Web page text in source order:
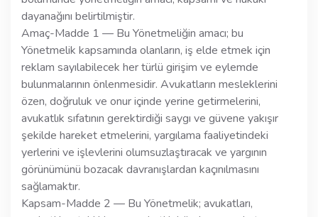
dayanağını belirtilmiştir.
Amaç-Madde 1 — Bu Yönetmeliğin amacı; bu
Yönetmelik kapsamında olanların, iş elde etmek için
reklam sayılabilecek her türlü girişim ve eylemde
bulunmalarının önlenmesidir. Avukatların mesleklerini
özen, doğruluk ve onur içinde yerine getirmelerini,
avukatlık sıfatının gerektirdiği saygı ve güvene yakışır
şekilde hareket etmelerini, yargılama faaliyetindeki
yerlerini ve işlevlerini olumsuzlaştıracak ve yargının
görünümünü bozacak davranışlardan kaçınılmasını
sağlamaktır.
Kapsam-Madde 2 — Bu Yönetmelik; avukatları,